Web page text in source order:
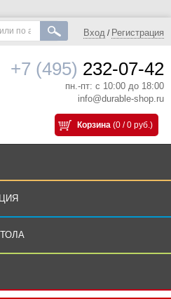
Вход / Регистрация
+7 (495) 232-07-42
пн.-пт: с 10:00 до 18:00
info@durable-shop.ru
Корзина (0 / 0 руб.)